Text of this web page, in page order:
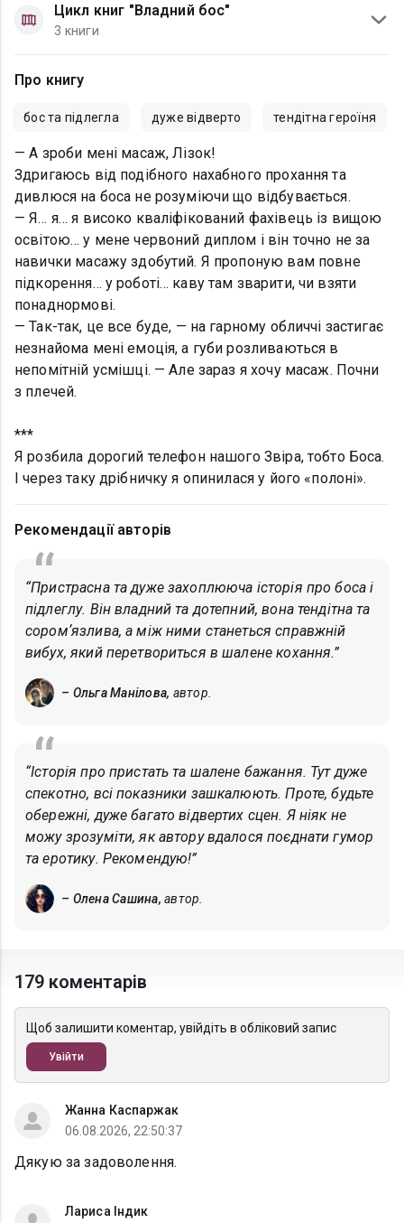
Цикл книг "Владний бос"
3 книги
Про книгу
бос та підлегла дуже відверто тендітна героїня
— А зроби мені масаж, Лізок!
Здригаюсь від подібного нахабного прохання та
дивлюся на боса не розуміючи що відбувається.
— Я… я… я високо кваліфікований фахівець із вищою
освітою… у мене червоний диплом і він точно не за
навички масажу здобутий. Я пропоную вам повне
підкорення… у роботі… каву там зварити, чи взяти
понаднормові.
— Так-так, це все буде, — на гарному обличчі застигає
незнайома мені емоція, а губи розливаються в
непомітній усмішці. — Але зараз я хочу масаж. Почни
з плечей.
***
Я розбила дорогий телефон нашого Звіра, тобто Боса.
І через таку дрібничку я опинилася у його «полоні».
Рекомендації авторів
“Пристрасна та дуже захоплююча історія про боса і
підлеглу. Він владний та дотепний, вона тендітна та
соромʼязлива, а між ними станеться справжній
вибух, який перетвориться в шалене кохання.”
– Ольга Манілова, автор.
“Історія про пристать та шалене бажання. Тут дуже
спекотно, всі показники зашкалюють. Проте, будьте
обережні, дуже багато відвертих сцен. Я ніяк не
можу зрозуміти, як автору вдалося поєднати гумор
та еротику. Рекомендую!”
– Олена Сашина, автор.
179 коментарів
Щоб залишити коментар, увійдіть в обліковий запис
Увійти
Жанна Каспаржак
06.08.2026, 22:50:37
Дякую за задоволення.
Лариса Індик